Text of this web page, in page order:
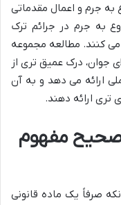
جرم و اعمال مقدماتی
به جرم در جرائم ترک
کنند. مطالعه مجموعه
جوان، درک عمیق تری از
ارائه می دهد و به آن
تری ارائه دهند.
مفهوم
آنکه صرفاً یک ماده قانونی